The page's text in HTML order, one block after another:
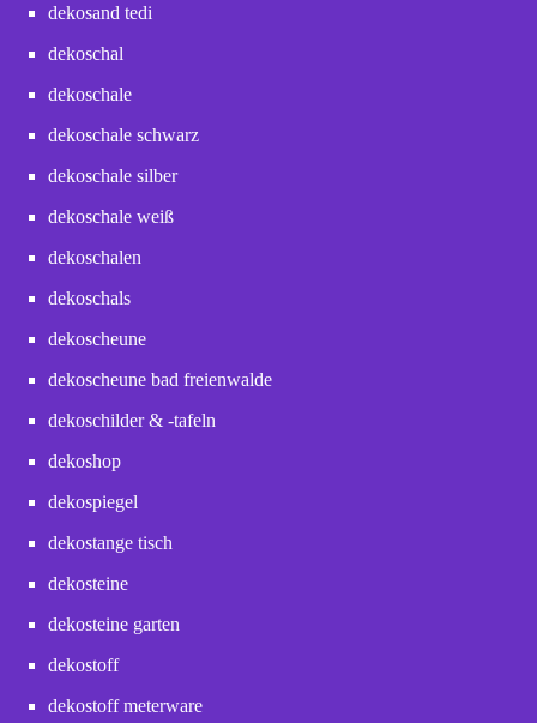
dekosand tedi
dekoschal
dekoschale
dekoschale schwarz
dekoschale silber
dekoschale weiß
dekoschalen
dekoschals
dekoscheune
dekoscheune bad freienwalde
dekoschilder & -tafeln
dekoshop
dekospiegel
dekostange tisch
dekosteine
dekosteine garten
dekostoff
dekostoff meterware